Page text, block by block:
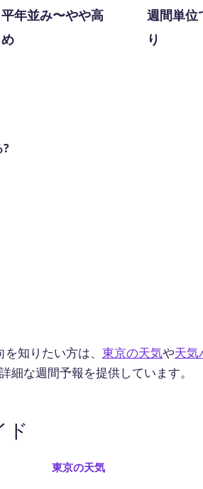
平年並み〜やや高
め
週間単位
り
?
知りたい方は、 東京の天気や天気
細な週間予報を提供しています。
ド
東京の天気